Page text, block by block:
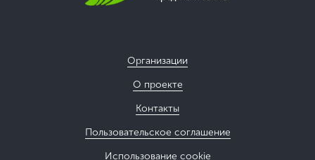
Организации
О проекте
Контакты
Пользовательское соглашение
Использование cookie